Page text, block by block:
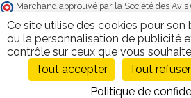
Marchand approuvé par la Société des Avis
/10
Ce site utilise des cookies pour
ou la personnalisation de publicité
contrôle sur ceux que vous
Tout accepter
Tout refuser
Politique de